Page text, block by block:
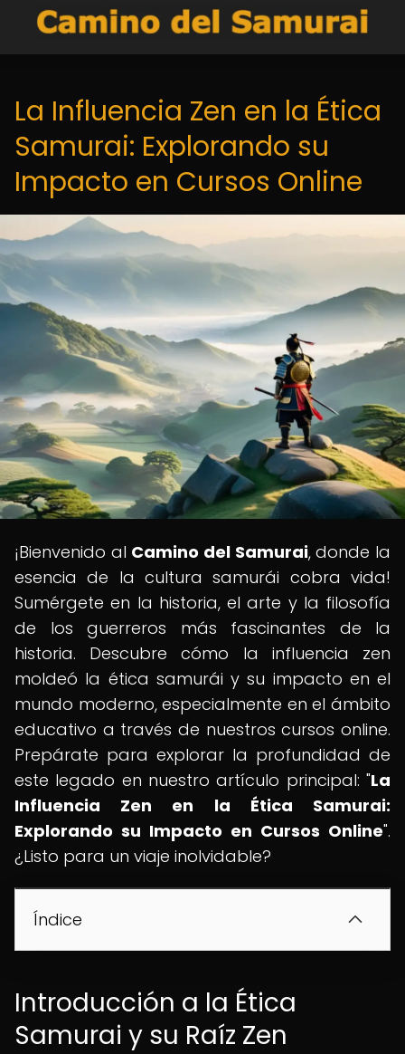
La Influencia Zen en la Ética
Samurai: Explorando su
Impacto en Cursos Online
¡Bienvenido al Camino del Samurai, donde la
esencia de la cultura samurái cobra vida!
Sumérgete en la historia, el arte y la filosofía
de los guerreros más fascinantes de la
historia. Descubre cómo la influencia zen
moldeó la ética samurái y su impacto en el
mundo moderno, especialmente en el ámbito
educativo a través de nuestros cursos online.
Prepárate para explorar la profundidad de
este legado en nuestro artículo principal: "La
Influencia Zen en la Ética Samurai:
Explorando su Impacto en Cursos Online".
¿Listo para un viaje inolvidable?
Índice
Introducción a la Ética
Samurai y su Raíz Zen